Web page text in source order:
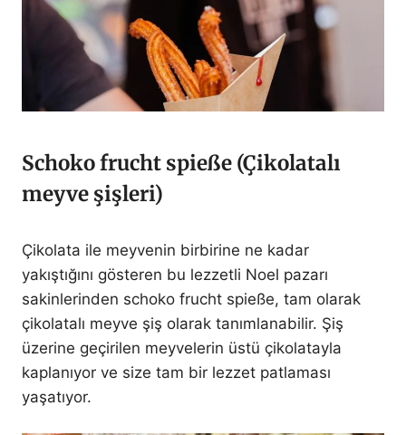
Schoko frucht spieße (Çikolatalı
meyve şişleri)
Çikolata ile meyvenin birbirine ne kadar
yakıştığını gösteren bu lezzetli Noel pazarı
sakinlerinden schoko frucht spieße, tam olarak
çikolatalı meyve şiş olarak tanımlanabilir. Şiş
üzerine geçirilen meyvelerin üstü çikolatayla
kaplanıyor ve size tam bir lezzet patlaması
yaşatıyor.